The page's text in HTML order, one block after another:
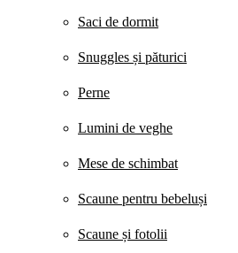
Saci de dormit
Snuggles și păturici
Perne
Lumini de veghe
Mese de schimbat
Scaune pentru bebeluși
Scaune și fotolii